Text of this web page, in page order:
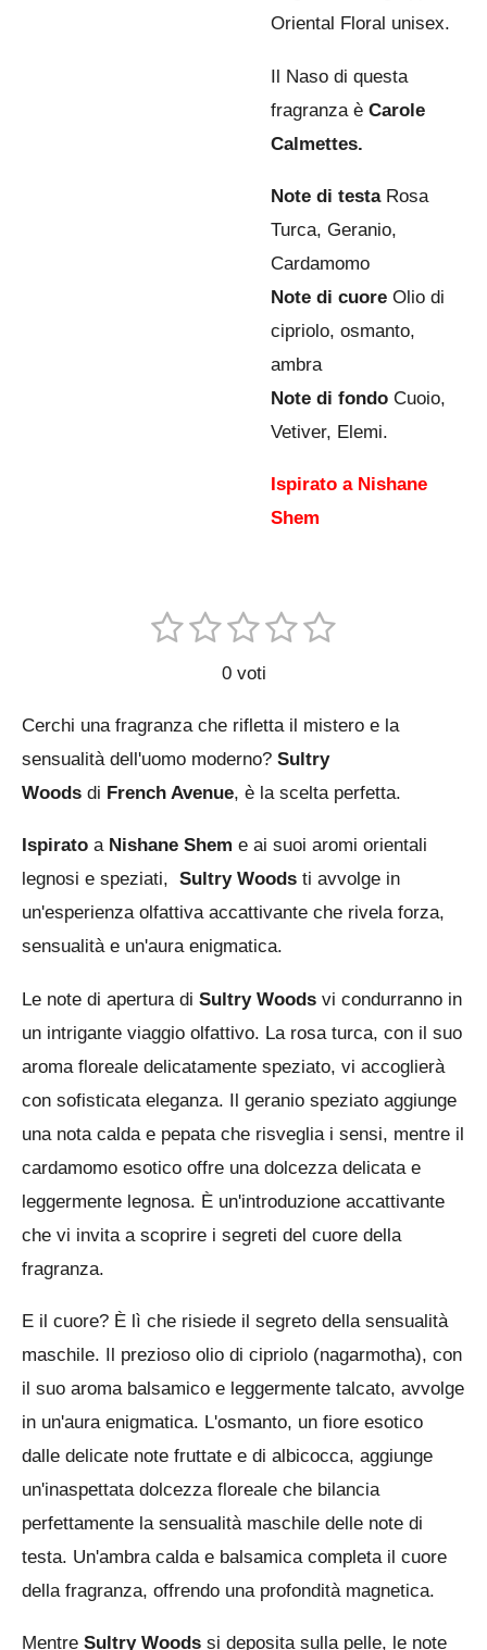
Oriental Floral unisex.
Il Naso di questa
fragranza è Carole
Calmettes.
Note di testaRosa
Turca, Geranio,
Cardamomo
Note di cuore Olio di
cipriolo, osmanto,
ambra
Note di fondo Cuoio,
Vetiver, Elemi.
Ispirato a Nishane
Shem
u
t
a
:
0
s
t
e
l
l
e
1
e
l
l
a
2
e
l
l
e
3
s
e
l
l
e
4
s
e
l
l
e
5
e
l
l
e
i
u
v
o
o
0 voti
Cerchi una fragranza che rifletta il mistero e la
sensualità dell'uomo moderno? Sultry
Woods di French Avenue, è la scelta perfetta.
Ispirato a Nishane Shem e ai suoi aromi orientali
legnosi e speziati, Sultry Woods ti avvolge in
un'esperienza olfattiva accattivante che rivela forza,
sensualità e un'aura enigmatica.
Le note di apertura di Sultry Woods vi condurranno in
un intrigante viaggio olfattivo. La rosa turca, con il suo
aroma floreale delicatamente speziato, vi accoglierà
con sofisticata eleganza. Il geranio speziato aggiunge
una nota calda e pepata che risveglia i sensi, mentre il
cardamomo esotico offre una dolcezza delicata e
leggermente legnosa. È un'introduzione accattivante
che vi invita a scoprire i segreti del cuore della
fragranza.
E il cuore? È lì che risiede il segreto della sensualità
maschile. Il prezioso olio di cipriolo (nagarmotha), con
il suo aroma balsamico e leggermente talcato, avvolge
in un'aura enigmatica. L'osmanto, un fiore esotico
dalle delicate note fruttate e di albicocca, aggiunge
un'inaspettata dolcezza floreale che bilancia
perfettamente la sensualità maschile delle note di
testa. Un'ambra calda e balsamica completa il cuore
della fragranza, offrendo una profondità magnetica.
Mentre Sultry Woods si deposita sulla pelle, le note